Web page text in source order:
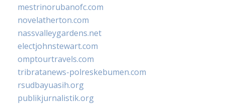
mestrinorubanofc.com
novelatherton.com
nassvalleygardens.net
electjohnstewart.com
omptourtravels.com
tribratanews-polreskebumen.com
rsudbayuasih.org
publikjurnalistik.org